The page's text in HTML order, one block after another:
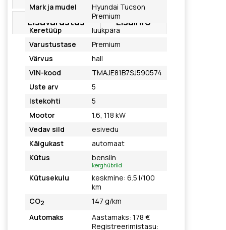
Lisavarustus Lisainfo
Mark ja mudel
Hyundai Tucson
Premium
Keretüüp
luukpära
Varustustase
Premium
Värvus
hall
VIN-kood
TMAJE81B7SJ590574
Uste arv
5
Istekohti
5
Mootor
1.6, 118 kW
Vedav sild
esivedu
Käigukast
automaat
Kütus
bensiin
kerghübriid
Kütusekulu
keskmine: 6.5 l/100
km
CO2
147 g/km
Automaks
Aastamaks: 178 €
Registreerimistasu: